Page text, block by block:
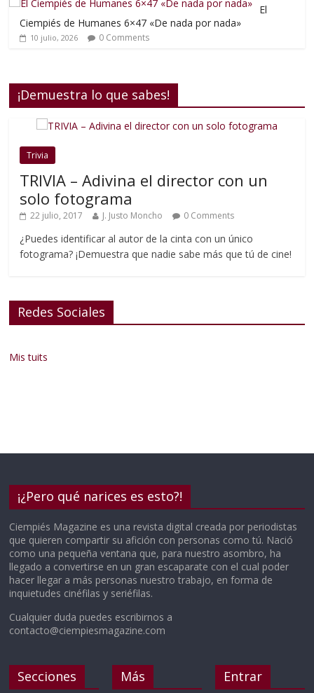
El
Ciempiés de Humanes 6×47 «De nada por nada»
10 julio, 2026 0 Comments
¡Demuestra lo que sabes!
Trivia
TRIVIA – Adivina el director con un
solo fotograma
22 julio, 2017 J. Justo Moncho 0 Comments
¿Puedes identificar al autor de la cinta con un único
fotograma? ¡Demuestra que nadie sabe más que tú de cine!
Redes Sociales
Mis tuits
¡¿Pero qué narices es esto?!
Ciempiés Magazine es una revista digital creada por periodistas
que quieren compartir su afición con personas como tú. Nació
como una pequeña ventana que, para nuestro asombro, ha
llegado a convertirse en un gran escaparate con el cual poder
hacer llegar a más personas nuestro trabajo, en forma de
inquietudes cinéfilas y seriéfilas.
Cualquier duda puedes escribirnos a
contacto@ciempiesmagazine.com
Secciones Más Entrar